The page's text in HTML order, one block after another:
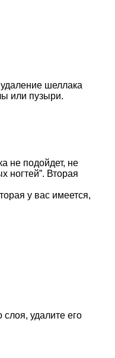
шеллака
или пузыри.
не подойдет, не
ногтей”. Вторая
у вас имеется,
удалите его